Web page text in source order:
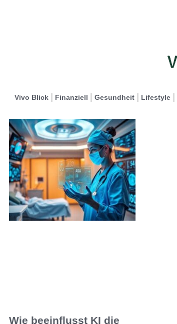
Vivo Blick Finanziell Gesundheit Lifestyle
Wie beeinflusst KI die